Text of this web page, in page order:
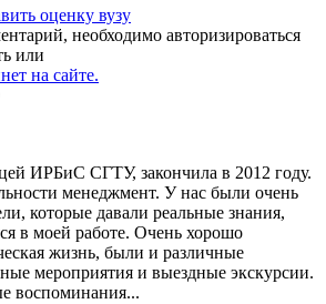
оценку вузу
необходимо авторизироваться
или
на сайте.
ИРБиС СГТУ, закончила в 2012 году.
менеджмент. У нас были очень
которые давали реальные знания,
в моей работе. Очень хорошо
жизнь, были и различные
мероприятия и выездные экскурсии.
воспоминания...